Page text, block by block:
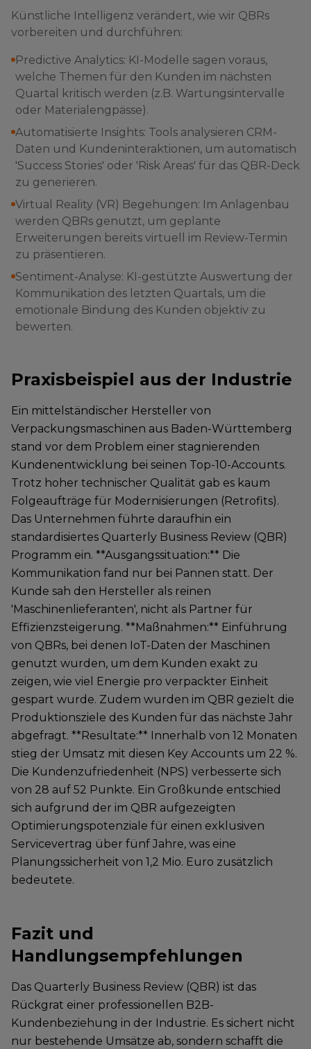
Künstliche Intelligenz verändert, wie wir QBRs
vorbereiten und durchführen:
Predictive Analytics: KI-Modelle sagen voraus,
welche Themen für den Kunden im nächsten
Quartal kritisch werden (z.B. Wartungsintervalle
oder Materialengpässe).
Automatisierte Insights: Tools analysieren CRM-
Daten und Kundeninteraktionen, um automatisch
'Success Stories' oder 'Risk Areas' für das QBR-Deck
zu generieren.
Virtual Reality (VR) Begehungen: Im Anlagenbau
werden QBRs genutzt, um geplante
Erweiterungen bereits virtuell im Review-Termin
zu präsentieren.
Sentiment-Analyse: KI-gestützte Auswertung der
Kommunikation des letzten Quartals, um die
emotionale Bindung des Kunden objektiv zu
bewerten.
Praxisbeispiel aus der Industrie
Ein mittelständischer Hersteller von
Verpackungsmaschinen aus Baden-Württemberg
stand vor dem Problem einer stagnierenden
Kundenentwicklung bei seinen Top-10-Accounts.
Trotz hoher technischer Qualität gab es kaum
Folgeaufträge für Modernisierungen (Retrofits).
Das Unternehmen führte daraufhin ein
standardisiertes Quarterly Business Review (QBR)
Programm ein. **Ausgangssituation:** Die
Kommunikation fand nur bei Pannen statt. Der
Kunde sah den Hersteller als reinen
'Maschinenlieferanten', nicht als Partner für
Effizienzsteigerung. **Maßnahmen:** Einführung
von QBRs, bei denen IoT-Daten der Maschinen
genutzt wurden, um dem Kunden exakt zu
zeigen, wie viel Energie pro verpackter Einheit
gespart wurde. Zudem wurden im QBR gezielt die
Produktionsziele des Kunden für das nächste Jahr
abgefragt. **Resultate:** Innerhalb von 12 Monaten
stieg der Umsatz mit diesen Key Accounts um 22 %.
Die Kundenzufriedenheit (NPS) verbesserte sich
von 28 auf 52 Punkte. Ein Großkunde entschied
sich aufgrund der im QBR aufgezeigten
Optimierungspotenziale für einen exklusiven
Servicevertrag über fünf Jahre, was eine
Planungssicherheit von 1,2 Mio. Euro zusätzlich
bedeutete.
Fazit und
Handlungsempfehlungen
Das Quarterly Business Review (QBR) ist das
Rückgrat einer professionellen B2B-
Kundenbeziehung in der Industrie. Es sichert nicht
nur bestehende Umsätze ab, sondern schafft die